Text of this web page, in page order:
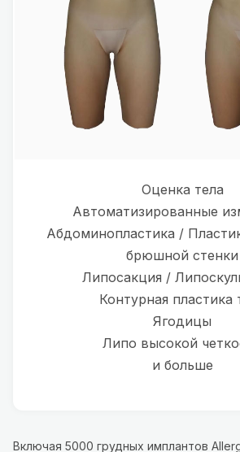
Оценка тела
Автоматизированные
Абдоминопластика /
брюшной стенки
Липосакция /
Контурная пластика
Ягодицы
Липо высокой
и больше
Включая 5000 грудных имплантов